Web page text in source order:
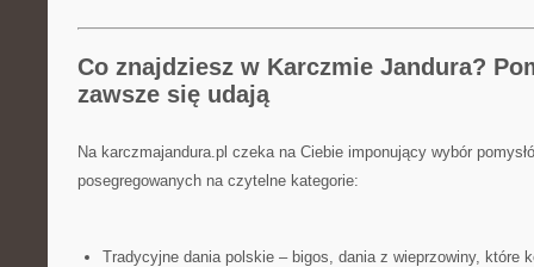
Co znajdziesz w Karczmie Jandura?
zawsze się udają
Na karczmajandura.pl czeka na Ciebie imponujący wybór
posegregowanych na czytelne kategorie:
Tradycyjne dania polskie – bigos, dania z wieprzowiny, które